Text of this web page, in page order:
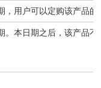
，用户可以定购该产品
。本日期之后，该产品不